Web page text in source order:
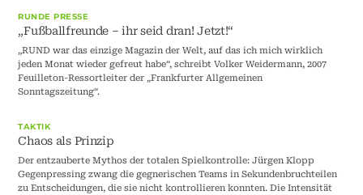
RUNDE PRESSE
„Fußballfreunde – ihr seid dran! Jetzt!“
„RUND war das einzige Magazin der Welt, auf das ich mich wirklich
jeden Monat wieder gefreut habe“, schreibt Volker Weidermann, 2007
Feuilleton-Ressortleiter der „Frankfurter Allgemeinen
Sonntagszeitung“.
TAKTIK
Chaos als Prinzip
Der entzauberte Mythos der totalen Spielkontrolle: Jürgen Klopp
Gegenpressing zwang die gegnerischen Teams in Sekundenbruchteilen
zu Entscheidungen, die sie nicht kontrollieren konnten. Die Intensität